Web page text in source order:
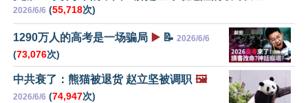
2026/6/6 (55,718次)
1290万人的高考是一场骗局 ▶️ 📝 2026/6/6
(73,076次)
中共衰了：熊猫被退货 赵立坚被调职 🖼️
2026/6/6 (74,947次)